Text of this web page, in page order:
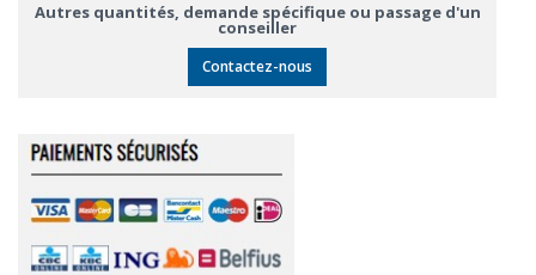
Autres quantités, demande spécifique ou passage d'un
conseiller
Contactez-nous